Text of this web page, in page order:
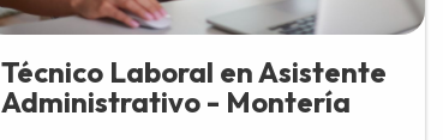
Técnico Laboral en Asistente
Administrativo - Montería